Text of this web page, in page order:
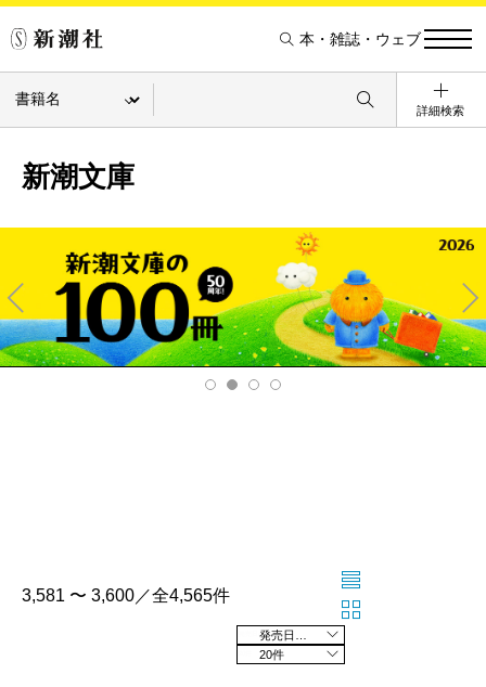
本・雑誌・ウェブ
詳細検索
新潮文庫
Pre
v
Ne
xt
3,581 〜 3,600／全4,565件
20件